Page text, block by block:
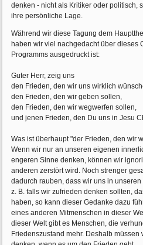
denken - nicht als Kritiker oder politisch,
ihre persönliche Lage.
Während wir diese Tagung dem
haben wir viel nachgedacht über dieses
Programms ausgedruckt ist:
Guter Herr, zeig uns
den Frieden, den wir uns wirklich
den Frieden, den wir geben sollen,
den Frieden, den wir wegwerfen sollen,
und jenen Frieden, den Du uns in Jesu
Was ist überhaupt "der Frieden, den wir
Wenn wir nur an unseren eigenen
engeren Sinne denken, können wir
anderen zerstört wird. Noch strenger
dadurch rauben, dass wir uns in
z. B. falls wir zufrieden denken sollten,
haben, so kann dieser Gedanke dazu
eines anderen Mitmenschen in dieser
dieser Welt gibt es Menschen, die
Friedenszustand mehr. Deshalb